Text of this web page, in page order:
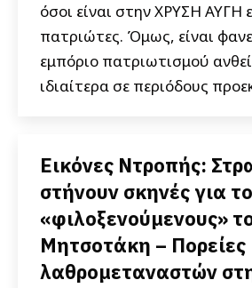
όσοι είναι στην ΧΡΥΣΗ ΑΥΓΗ
πατριώτες. Όμως, είναι
εμπόριο πατριωτισμού
ιδιαίτερα σε περιόδους
Εικόνες Ντροπής:
στήνουν σκηνές για
«φιλοξενούμενους»
Μητσοτάκη – Πορείες
λαθρομεταναστών